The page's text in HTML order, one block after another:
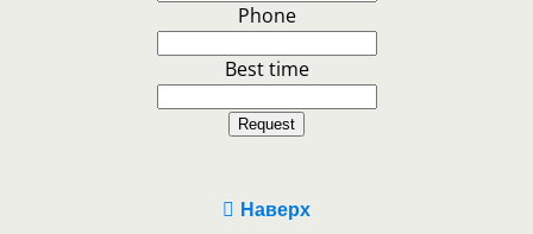
Phone
Best time
Request
Наверх